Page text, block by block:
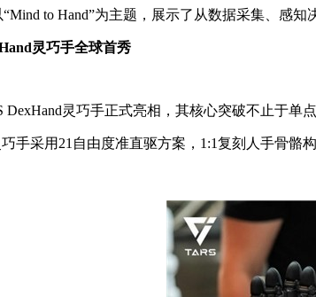
to Hand”为主题，展示了从数据采集、感
灵巧手全球首秀
DexHand灵巧手正式亮相，其核心突破不止于单
手采用21自由度准直驱方案，1:1复刻人手骨